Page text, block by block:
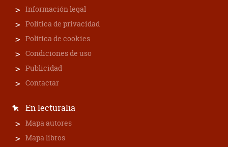
Información legal
Política de privacidad
Política de cookies
Condiciones de uso
Publicidad
Contactar
En lecturalia
Mapa autores
Mapa libros